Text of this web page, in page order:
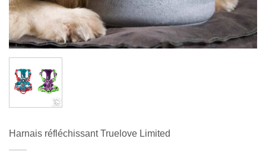
Harnais réfléchissant Truelove Limited